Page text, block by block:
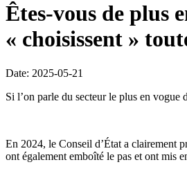
Êtes-vous de plus
« choisissent »
Date: 2025-05-21
Si l’on parle du secteur le plus en vogue
En 2024, le Conseil d’État a clairement
ont également emboîté le pas et ont mis